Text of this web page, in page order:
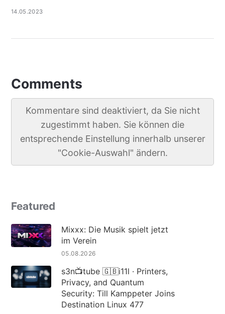
14.05.2023
Comments
Kommentare sind deaktiviert, da Sie nicht
zugestimmt haben. Sie können die
entsprechende Einstellung innerhalb unserer
"Cookie-Auswahl" ändern.
Featured
Mixxx: Die Musik spielt jetzt
im Verein
05.08.2026
s3n📺tube 🇬🇧i11l · Printers,
Privacy, and Quantum
Security: Till Kamppeter Joins
Destination Linux 477